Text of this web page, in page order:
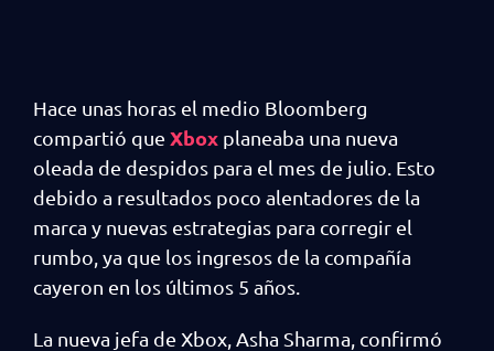
Hace unas horas el medio Bloomberg
compartió que Xbox planeaba una nueva
oleada de despidos para el mes de julio. Esto
debido a resultados poco alentadores de la
marca y nuevas estrategias para corregir el
rumbo, ya que los ingresos de la compañía
cayeron en los últimos 5 años.
La nueva jefa de Xbox, Asha Sharma, confirmó